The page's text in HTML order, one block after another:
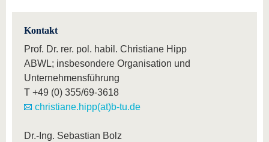
Kontakt
Prof. Dr. rer. pol. habil. Christiane Hipp
ABWL; insbesondere Organisation und
Unternehmensführung
T +49 (0) 355/69-3618
christiane.hipp(at)b-tu.de
Dr.-Ing. Sebastian Bolz